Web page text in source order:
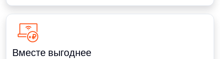
Вместе выгоднее